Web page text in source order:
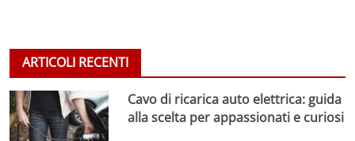
ARTICOLI RECENTI
Cavo di ricarica auto elettrica: guida
alla scelta per appassionati e curiosi